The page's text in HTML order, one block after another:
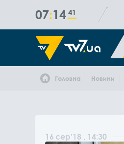
07 14 41
Головна Новини
16 сер'18 , 14:30